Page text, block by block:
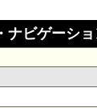
ナビゲーシ